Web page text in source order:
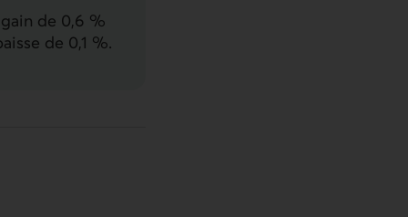
de 0,6 %
de 0,1 %.